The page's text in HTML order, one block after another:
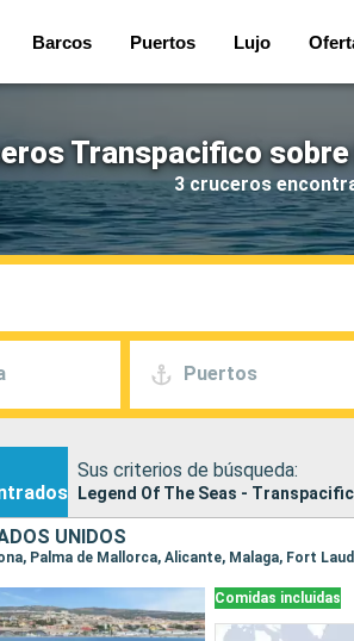
Barcos Puertos Lujo
Transpacifico sobre
3 cruceros
Puertos
Sus criterios de búsqueda:
Legend Of The Seas -
UNIDOS
Palma de Mallorca, Alicante, Malaga, Fort
Comidas incluidas